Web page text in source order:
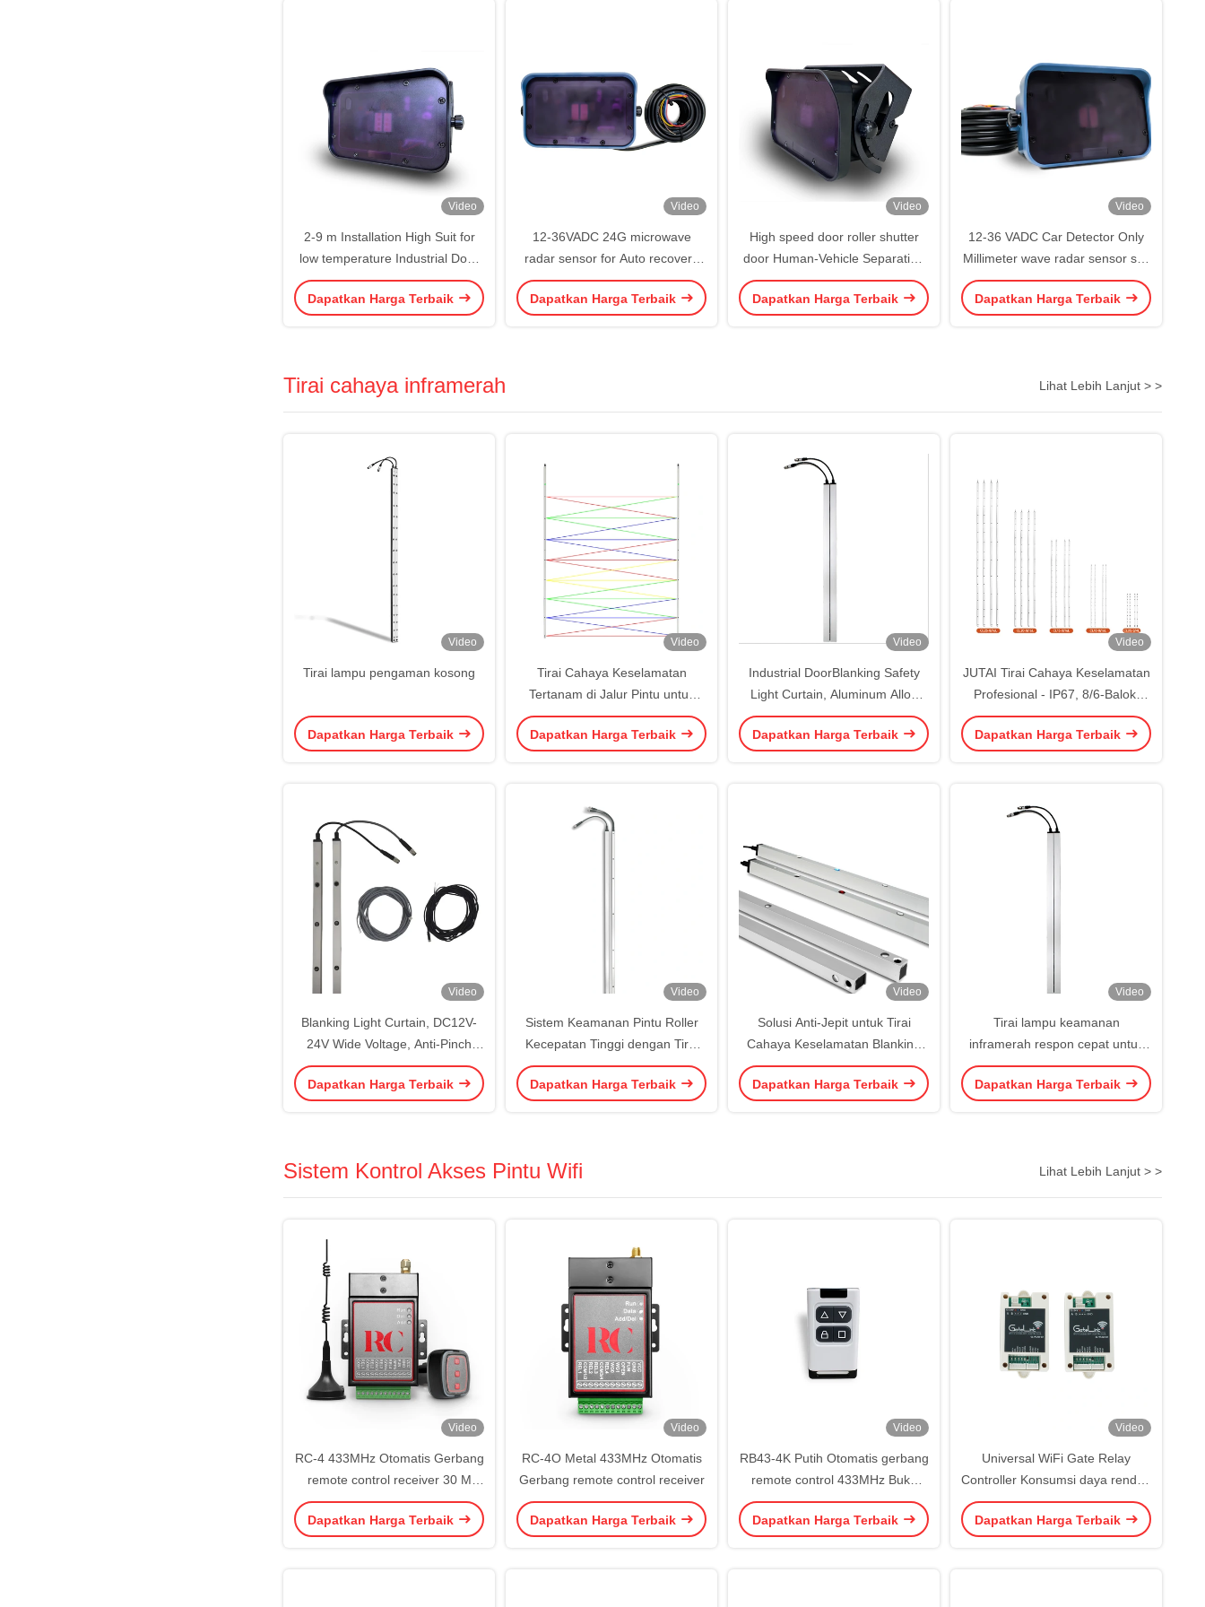
Video
2-9 m Installation High Suit for
low temperature Industrial Door
Sensor Improve the efficiency of
entering and exiting industrial
Dapatkan Harga Terbaik
Video
12-36VADC 24G microwave
radar sensor for Auto recovery
rapid door with 2-7 m installation
high IP 65
Dapatkan Harga Terbaik
Video
High speed door roller shutter
door Human-Vehicle Separation
Radar sensor with Mobile App/
Remote Control Setting
Dapatkan Harga Terbaik
Video
12-36 VADC Car Detector Only
Millimeter wave radar sensor suit
for Cold weather Low temp
Enviroment Cold storage door
Dapatkan Harga Terbaik
Tirai cahaya inframerah Lihat Lebih Lanjut > >
Video
Tirai lampu pengaman kosong
Dapatkan Harga Terbaik
Video
Tirai Cahaya Keselamatan
Tertanam di Jalur Pintu untuk
Integrasi Mulus dengan
Teknologi Cross-Beam
Dapatkan Harga Terbaik
Video
Industrial DoorBlanking Safety
Light Curtain, Aluminum Alloy
Shell, Suitable for Rolling & Rapid
Door Safety
Dapatkan Harga Terbaik
Video
JUTAI Tirai Cahaya Keselamatan
Profesional - IP67, 8/6-Balok,
24V 0.5m 1m 1.5m 2m 2.5m
panjang
Dapatkan Harga Terbaik
Video
Blanking Light Curtain, DC12V-
24V Wide Voltage, Anti-Pinch
Function for Industrial
Automation Systems
Dapatkan Harga Terbaik
Video
Sistem Keamanan Pintu Roller
Kecepatan Tinggi dengan Tirai
Cahaya Inframerah Teknologi
Cross-Beam
Dapatkan Harga Terbaik
Video
Solusi Anti-Jepit untuk Tirai
Cahaya Keselamatan Blanking
Pintu Otomatis
Dapatkan Harga Terbaik
Video
Tirai lampu keamanan
inframerah respon cepat untuk
deteksi hambatan pintu industri
Dapatkan Harga Terbaik
Sistem Kontrol Akses Pintu Wifi Lihat Lebih Lanjut > >
Video
RC-4 433MHz Otomatis Gerbang
remote control receiver 30 M
Jarak stabil
Dapatkan Harga Terbaik
Video
RC-4O Metal 433MHz Otomatis
Gerbang remote control receiver
Dapatkan Harga Terbaik
Video
RB43-4K Putih Otomatis gerbang
remote control 433MHz Buka
Tutup Hentikan Kunci 30m
Dapatkan Harga Terbaik
Video
Universal WiFi Gate Relay
Controller Konsumsi daya rendah
Wireless Smart Control Aturan
akses khusus untuk manajemen
Dapatkan Harga Terbaik